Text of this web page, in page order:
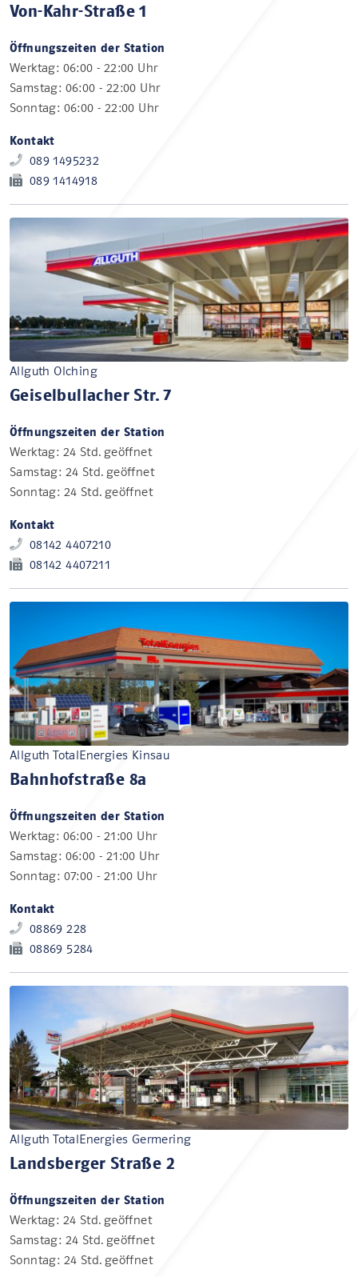
Von-Kahr-Straße 1
Öffnungszeiten der Station
Werktag: 06:00 - 22:00 Uhr
Samstag: 06:00 - 22:00 Uhr
Sonntag: 06:00 - 22:00 Uhr
Kontakt
089 1495232
089 1414918
Allguth Olching
Geiselbullacher Str. 7
Öffnungszeiten der Station
Werktag: 24 Std. geöffnet
Samstag: 24 Std. geöffnet
Sonntag: 24 Std. geöffnet
Kontakt
08142 4407210
08142 4407211
Allguth TotalEnergies Kinsau
Bahnhofstraße 8a
Öffnungszeiten der Station
Werktag: 06:00 - 21:00 Uhr
Samstag: 06:00 - 21:00 Uhr
Sonntag: 07:00 - 21:00 Uhr
Kontakt
08869 228
08869 5284
Allguth TotalEnergies Germering
Landsberger Straße 2
Öffnungszeiten der Station
Werktag: 24 Std. geöffnet
Samstag: 24 Std. geöffnet
Sonntag: 24 Std. geöffnet